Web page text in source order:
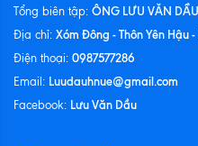
Tổng biên tập: ÔNG LƯU VĂN DẦU
Địa chỉ: Xóm Đông - Thôn Yên Hậu
Điện thoại: 0987577286
Email: Luudauhnue@gmail.com
Facebook: Lưu Văn Dầu